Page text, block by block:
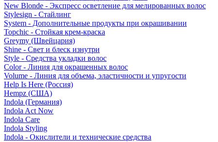
New Blonde - Экспресс осветление для мелированных волос
Stylesign - Стайлинг
System - Дополнительные продукты при окрашивании
Topchic - Стойкая крем-краска
Greymy (Швейцария)
Shine - Свет и блеск изнутри
Style - Средства укладки волос
Color - Линия для окрашенных волос
Volume - Линия для объема, эластичности и упругости
Help Is Here (Россия)
Hempz (США)
Indola (Германия)
Indola Act Now
Indola Care
Indola Styling
Indola - Окислители и технические средства